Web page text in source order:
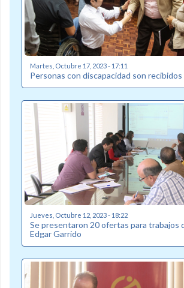
Martes, Octubre 17, 2023 - 17:11
Personas con discapacidad son
Jueves, Octubre 12, 2023 - 18:22
Se presentaron 20 ofertas para trabajos
Edgar Garrido